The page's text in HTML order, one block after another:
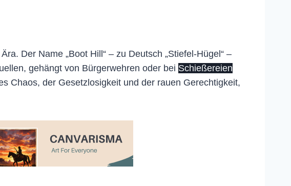
Der Name „Boot Hill“ – zu Deutsch „Stiefel-Hügel“ –
gehängt von Bürgerwehren oder bei Schießereien
Chaos, der Gesetzlosigkeit und der rauen Gerechtigkeit,